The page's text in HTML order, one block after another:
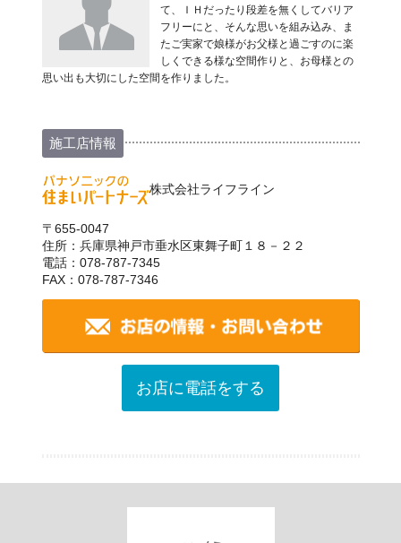
て、ＩＨだったり段差を無くしてバリア
フリーにと、そんな思いを組み込み、ま
たご実家で娘様がお父様と過ごすのに楽
しくできる様な空間作りと、お母様との
思い出も大切にした空間を作りました。
施工店情報
株式会社ライフライン
〒655-0047
住所：兵庫県神戸市垂水区東舞子町１８－２２
電話：078-787-7345
FAX：078-787-7346
お店に電話をする